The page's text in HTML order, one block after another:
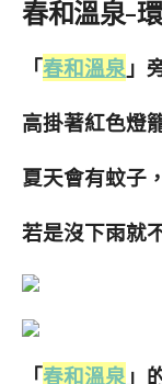
春和溫泉-
「春和溫泉 」
高掛著紅色燈
夏天會有蚊子
若是沒下雨就
「春和溫泉 」